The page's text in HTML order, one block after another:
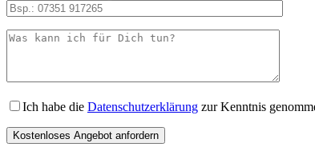
Ich habe die Datenschutzerklärung zur Kenntnis